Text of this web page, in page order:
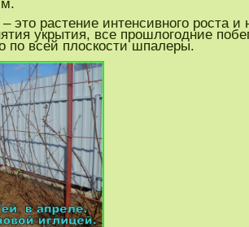
м.
растение интенсивного роста и
укрытия, все прошлогодние
по всей плоскости шпалеры.